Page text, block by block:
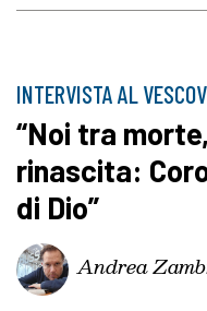
INTERVISTA AL
“Noi tra
rinascita:
di Dio”
Andrea